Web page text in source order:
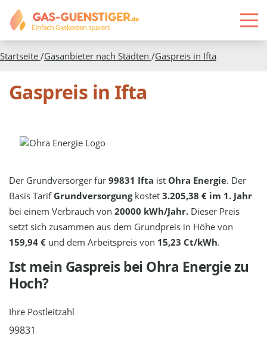
Startseite /Gasanbieter nach Städten /Gaspreis in Ifta
Gaspreis in Ifta
Der Grundversorger für99831 Ifta ist Ohra Energie. Der
Basis Tarif Grundversorgungkostet3.205,38 € im 1. Jahr
bei einem Verbrauch von20000 kWh/Jahr. Dieser Preis
setzt sich zusammen aus dem Grundpreis in Höhe von
159,94 € und dem Arbeitspreis von 15,23 Ct/kWh.
Ist mein Gaspreis bei Ohra Energiezu
Hoch?
Ihre Postleitzahl